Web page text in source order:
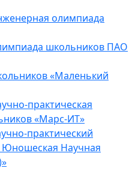
олимпиада
школьников ПАО
«Маленький
практическая
«Марс-ИТ»
практический
Юношеская Научная